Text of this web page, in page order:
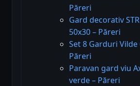
Păreri
Gard decorativ
50x30 – Păreri
Set 8 Garduri Vilde
Păreri
Paravan gard viu
verde – Păreri